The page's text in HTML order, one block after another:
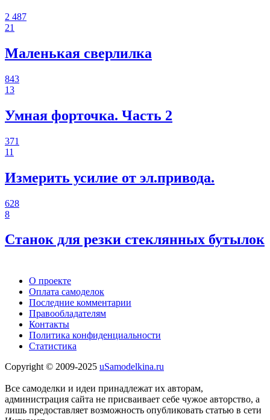
2 487
21
Маленькая сверлилка
843
13
Умная форточка. Часть 2
371
11
Измерить усилие от эл.привода.
628
8
Станок для резки стеклянных бутылок
О проекте
Оплата самоделок
Последние комментарии
Правообладателям
Контакты
Политика конфиденциальности
Статистика
Copyright © 2009-2025 uSamodelkina.ru
Все самоделки и идеи принадлежат их авторам,
администрация сайта не присваивает себе чужое авторство, а
лишь предоставляет возможность опубликовать статью в сети